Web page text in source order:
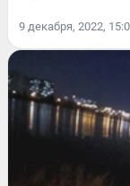
9 декабря, 2022,